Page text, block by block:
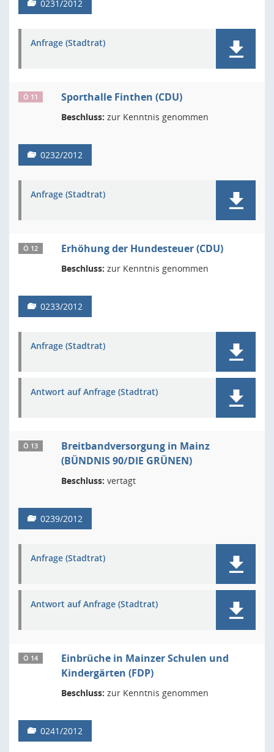
0231/2012
Anfrage (Stadtrat)
Ö 11 Sporthalle Finthen (CDU)
Beschluss: zur Kenntnis genommen
0232/2012
Anfrage (Stadtrat)
Ö 12 Erhöhung der Hundesteuer (CDU)
Beschluss: zur Kenntnis genommen
0233/2012
Anfrage (Stadtrat)
Antwort auf Anfrage (Stadtrat)
Ö 13
Breitbandversorgung in Mainz
(BÜNDNIS 90/DIE GRÜNEN)
Beschluss: vertagt
0239/2012
Anfrage (Stadtrat)
Antwort auf Anfrage (Stadtrat)
Ö 14
Einbrüche in Mainzer Schulen und
Kindergärten (FDP)
Beschluss: zur Kenntnis genommen
0241/2012